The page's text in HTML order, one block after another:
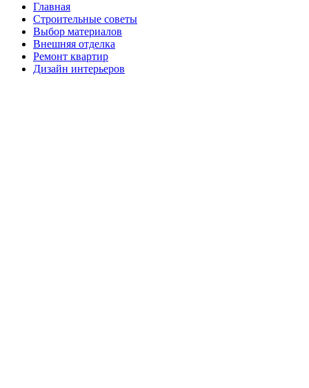
Главная
Строительные советы
Выбор материалов
Внешняя отделка
Ремонт квартир
Дизайн интерьеров